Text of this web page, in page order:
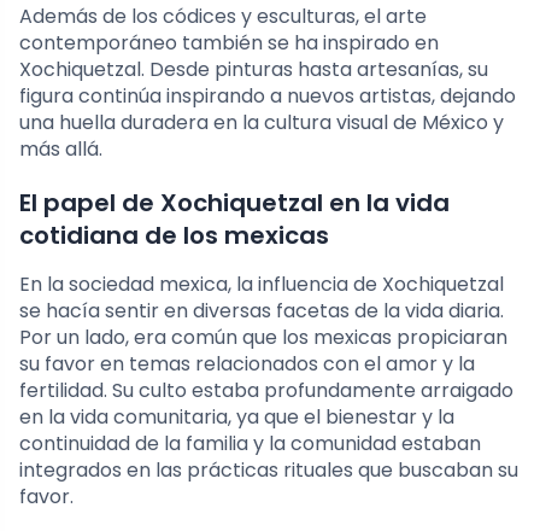
Además de los códices y esculturas, el arte
contemporáneo también se ha inspirado en
Xochiquetzal. Desde pinturas hasta artesanías, su
figura continúa inspirando a nuevos artistas, dejando
una huella duradera en la cultura visual de México y
más allá.
El papel de Xochiquetzal en la vida
cotidiana de los mexicas
En la sociedad mexica, la influencia de Xochiquetzal
se hacía sentir en diversas facetas de la vida diaria.
Por un lado, era común que los mexicas propiciaran
su favor en temas relacionados con el amor y la
fertilidad. Su culto estaba profundamente arraigado
en la vida comunitaria, ya que el bienestar y la
continuidad de la familia y la comunidad estaban
integrados en las prácticas rituales que buscaban su
favor.